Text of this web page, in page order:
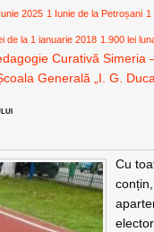
2025 1 Iunie de la Petroșani 1
de la 1 ianuarie 2018 1.900 lei
Curativă Simeria
Generală „I. G.
Cu